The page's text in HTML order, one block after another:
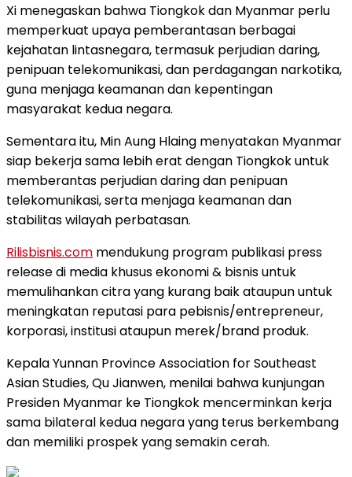
Xi menegaskan bahwa Tiongkok dan Myanmar perlu
memperkuat upaya pemberantasan berbagai
kejahatan lintasnegara, termasuk perjudian daring,
penipuan telekomunikasi, dan perdagangan narkotika,
guna menjaga keamanan dan kepentingan
masyarakat kedua negara.
Sementara itu, Min Aung Hlaing menyatakan Myanmar
siap bekerja sama lebih erat dengan Tiongkok untuk
memberantas perjudian daring dan penipuan
telekomunikasi, serta menjaga keamanan dan
stabilitas wilayah perbatasan.
Rilisbisnis.com mendukung program publikasi press
release di media khusus ekonomi & bisnis untuk
memulihankan citra yang kurang baik ataupun untuk
meningkatan reputasi para pebisnis/entrepreneur,
korporasi, institusi ataupun merek/brand produk.
Kepala Yunnan Province Association for Southeast
Asian Studies, Qu Jianwen, menilai bahwa kunjungan
Presiden Myanmar ke Tiongkok mencerminkan kerja
sama bilateral kedua negara yang terus berkembang
dan memiliki prospek yang semakin cerah.